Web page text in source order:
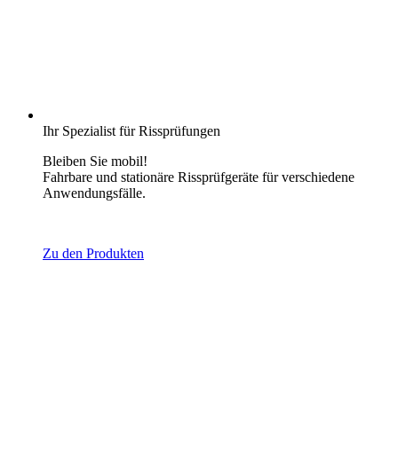
Ihr Spezialist für Rissprüfungen
Bleiben Sie mobil!
Fahrbare und stationäre Rissprüfgeräte für verschiedene
Anwendungsfälle.
Zu den Produkten